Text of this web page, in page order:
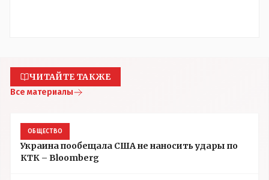
ЧИТАЙТЕ ТАКЖЕ
Все материалы
ОБЩЕСТВО
Украина пообещала США не наносить удары по
КТК – Bloomberg